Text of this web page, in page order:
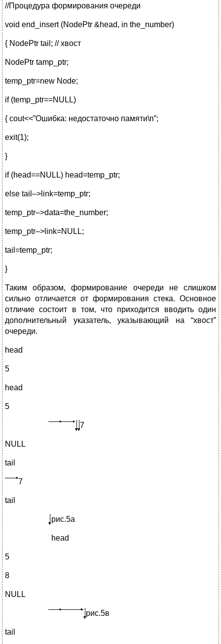
//Процедура формирования очереди
void end_insert (NodePtr &head, in the_number)
{ NodePtr tail; // хвост
NodePtr tamp_ptr;
temp_ptr=new Node;
if (temp_ptr==NULL)
{ cout<<”Ошибка: недостаточно памяти\п”;
exit(1);
}
if (head==NULL) head=temp_ptr;
else tail–>link=temp_ptr;
temp_ptr–>data=the_number;
temp_ptr–>link=NULL;
tail=temp_ptr;
}
Таким образом, формирование очереди не слишком
сильно отличается от формирования стека. Основное
отличие состоит в том, что приходится вводить один
дополнительный указатель, указывающий на “хвост”
очереди.
head
5
head
5
7
NULL
tail
7
tail
рис.5а
head
5
8
NULL
рис.5в
tail